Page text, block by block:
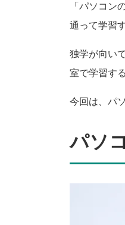
「パソコン
通って学習
独学が向い
室で学習す
今回は、パ
パソ